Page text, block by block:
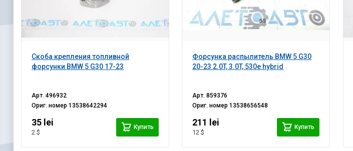
Скоба крепления топливной
форсунки BMW 5 G30 17-23
Арт.496932
Ориг. номер13538642294
35 lei
2 $
Купить
Форсунка распылитель BMW 5 G30
20-23 2.0T, 3.0T, 530e hybrid
Арт.859376
Ориг. номер13538656548
211 lei
12 $
Купить